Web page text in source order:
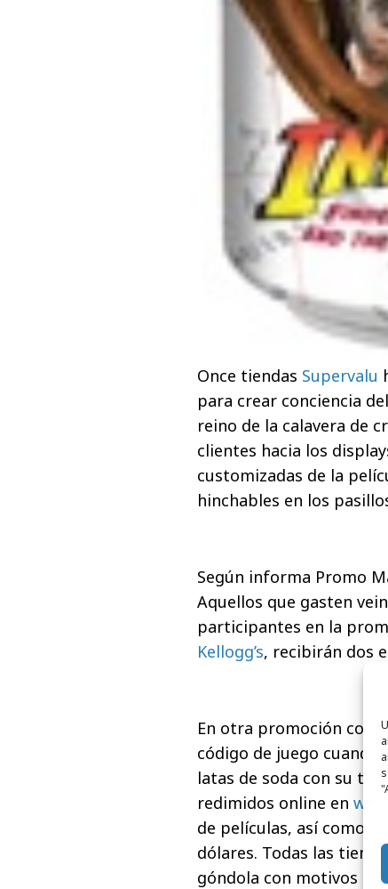
Once tiendas Supervalu
para crear conciencia
reino de la calavera de
clientes hacia los
customizadas de la
hinchables en los
Según informa Promo
Aquellos que gasten
participantes en la
Kellogg’s, recibirán dos
En otra promoción con
código de juego cuando
latas de soda con su
redimidos online en
de películas, así como
dólares. Todas las
góndola con motivos de